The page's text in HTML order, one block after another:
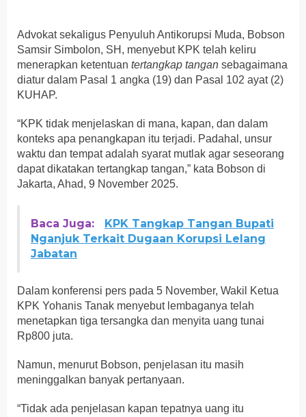
Advokat sekaligus Penyuluh Antikorupsi Muda, Bobson
Samsir Simbolon, SH, menyebut KPK telah keliru
menerapkan ketentuan tertangkap tangan sebagaimana
diatur dalam Pasal 1 angka (19) dan Pasal 102 ayat (2)
KUHAP.
“KPK tidak menjelaskan di mana, kapan, dan dalam
konteks apa penangkapan itu terjadi. Padahal, unsur
waktu dan tempat adalah syarat mutlak agar seseorang
dapat dikatakan tertangkap tangan,” kata Bobson di
Jakarta, Ahad, 9 November 2025.
Baca Juga:
KPK Tangkap Tangan Bupati
Nganjuk Terkait Dugaan Korupsi Lelang
Jabatan
Dalam konferensi pers pada 5 November, Wakil Ketua
KPK Yohanis Tanak menyebut lembaganya telah
menetapkan tiga tersangka dan menyita uang tunai
Rp800 juta.
Namun, menurut Bobson, penjelasan itu masih
meninggalkan banyak pertanyaan.
“Tidak ada penjelasan kapan tepatnya uang itu